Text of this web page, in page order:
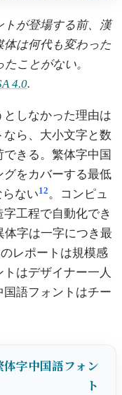
トが登場する前、漢
は何代も変わった
ことがない。
4.0.
しなかった理由は
ら、大小文字と数
きる。繁体字中国
をカバーする最低
らない12。コンピュ
工程で自動化でき
体字は一字につき最
レポートは規模感
はデザイナー一人
語フォントはチー
体字中国語フォン
ト